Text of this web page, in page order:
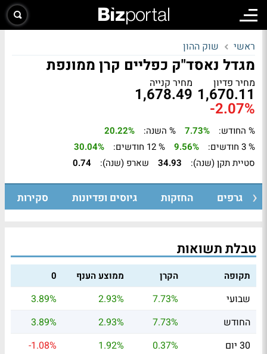
ראשי שוק ההון
מגדל נאסד"ק כפליים קרן ממונפת
מחיר פדיון
1,670.11
מחיר קנייה
1,678.49
-2.07%
% החודש: 7.73% % השנה:
20.22%
% 3 חודשים:
9.56% % 12 חודשים:
30.04%
סטיית תקן (שנה):
34.93 שארפ (שנה): 0.74
גרפים החזקות גיוסים ופדיונות סקירות
טבלת תשואות
תקופה הקרן ממוצע הענף 0
שבועי 7.73%
2.93%
3.89%
החודש
7.73%
2.93%
3.89%
30 יום
0.37%
1.92%
-1.08%